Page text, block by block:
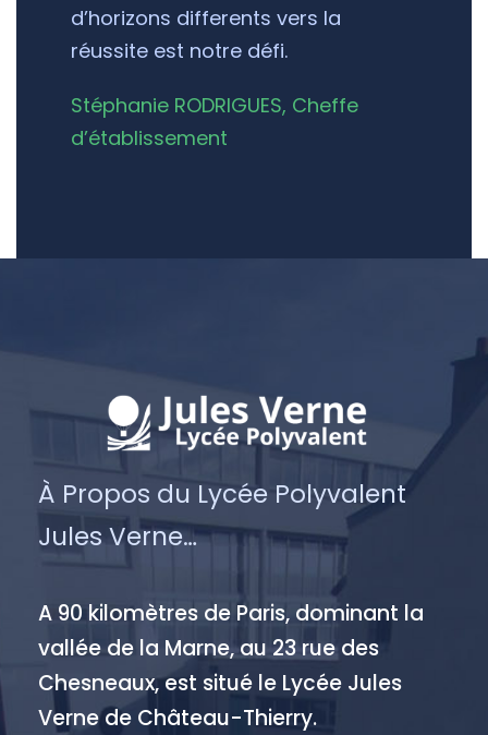
d’horizons differents vers la
réussite est notre défi.
Stéphanie RODRIGUES, Cheffe
d’établissement
À Propos du Lycée Polyvalent
Jules Verne…
A 90 kilomètres de Paris, dominant la
vallée de la Marne, au 23 rue des
Chesneaux, est situé le Lycée Jules
Verne de Château-Thierry.